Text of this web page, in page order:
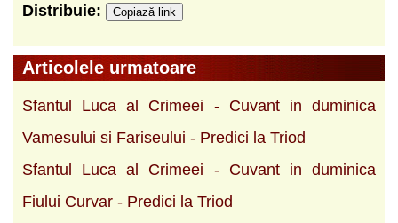
Distribuie: Copiază link
Articolele urmatoare
Sfantul Luca al Crimeei - Cuvant in duminica
Vamesului si Fariseului - Predici la Triod
Sfantul Luca al Crimeei - Cuvant in duminica
Fiului Curvar - Predici la Triod